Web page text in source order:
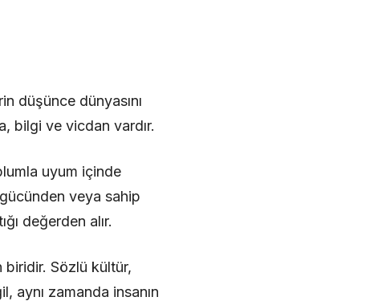
düşünce dünyasını
bilgi ve vicdan vardır.
uyum içinde
gücünden veya sahip
değerden alır.
biridir. Sözlü kültür,
aynı zamanda insanın